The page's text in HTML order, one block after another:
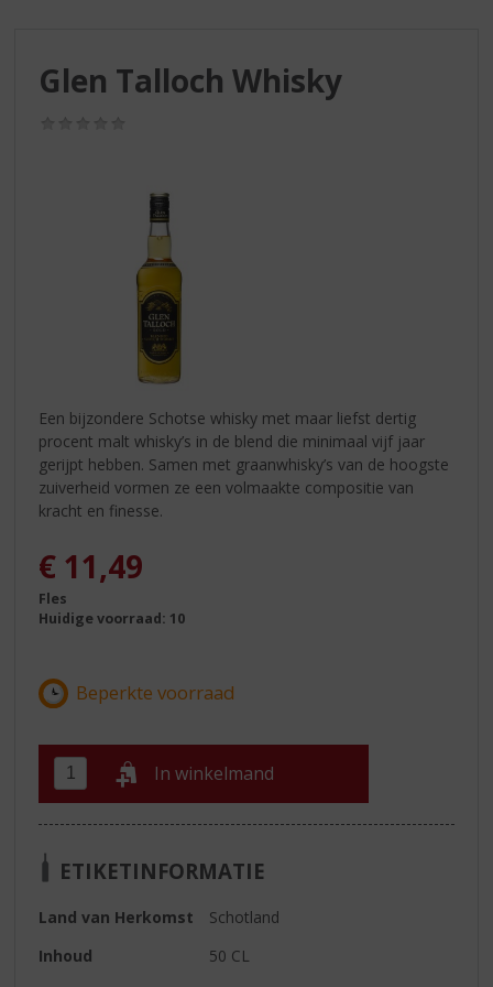
Glen Talloch Whisky
Een bijzondere Schotse whisky met maar liefst dertig
procent malt whisky’s in de blend die minimaal vijf jaar
gerijpt hebben. Samen met graanwhisky’s van de hoogste
zuiverheid vormen ze een volmaakte compositie van
kracht en finesse.
€ 11,49
Fles
Huidige voorraad: 10
In winkelmand
ETIKETINFORMATIE
Land van Herkomst
Schotland
Inhoud
50 CL